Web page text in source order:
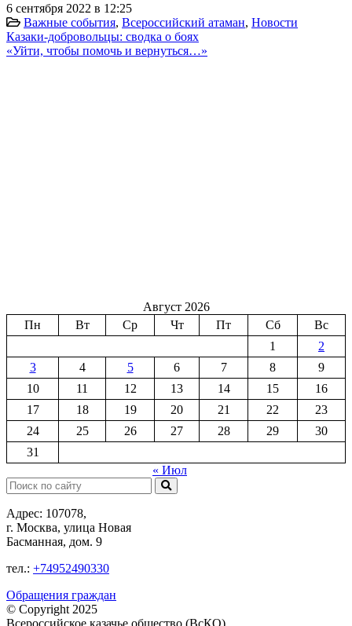
6 сентября 2022 в 12:25
Важные события, Всероссийский атаман, Новости
Казаки-добровольцы: сводка о боях
«Уйти, чтобы помочь и вернуться…»
Август 2026
Пн
Вт Ср Чт Пт Сб
Вс
1
2
3
4 5 6 7 8
9
10
11 12 13 14 15
16
17
18 19 20 21 22
23
24
25 26 27 28 29
30
31
« Июл
Поиск:
Адрес: 107078,
г. Москва, улица Новая
Басманная, дом. 9
тел.: +74952490330
Обращения граждан
© Copyright 2025
Всероссийское казачье общество (ВсКО)